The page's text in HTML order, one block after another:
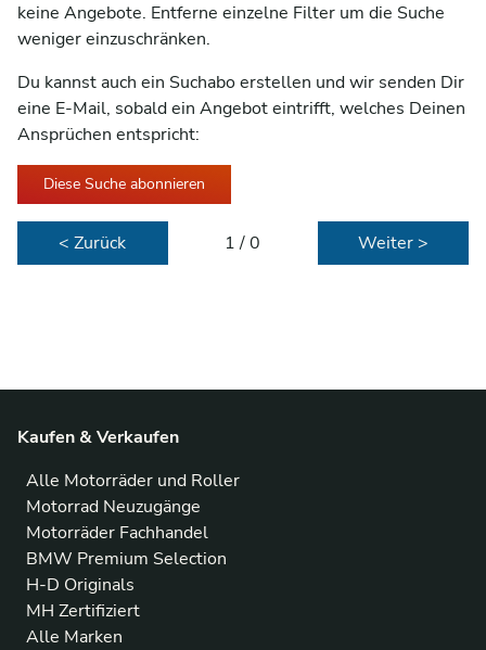
keine Angebote. Entferne einzelne Filter um die Suche
weniger einzuschränken.
Du kannst auch ein Suchabo erstellen und wir senden Dir
eine E-Mail, sobald ein Angebot eintrifft, welches Deinen
Ansprüchen entspricht:
Diese Suche abonnieren
< Zurück 1 / 0 Weiter >
Kaufen & Verkaufen
Alle Motorräder und Roller
Motorrad Neuzugänge
Motorräder Fachhandel
BMW Premium Selection
H-D Originals
MH Zertifiziert
Alle Marken